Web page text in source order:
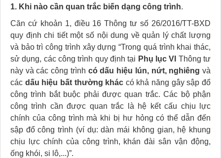
1. Khi nào cần quan trắc biến dạng công trình.
Căn cứ khoản 1, điều 16 Thông tư số 26/2016/TT-BXD
quy định chi tiết một số nội dung về quản lý chất lượng
và bảo trì công trình xây dựng “Trong quá trình khai thác,
sử dụng, các công trình quy định tại Phụ lục VI Thông tư
này và các công trình có dấu hiệu lún, nứt, nghiêng và
các dấu hiệu bất thường khác có khả năng gây sập đổ
công trình bắt buộc phải được quan trắc. Các bộ phận
công trình cần được quan trắc là hệ kết cấu chịu lực
chính của công trình mà khi bị hư hỏng có thể dẫn đến
sập đổ công trình (ví dụ: dàn mái không gian, hệ khung
chịu lực chính của công trình, khán đài sân vận động,
ống khói, si lô,...)”.